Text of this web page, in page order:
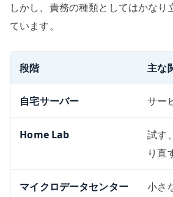
しかし、責務の種類としてはかなり
ています。
段階 主な
自宅サーバー サー
Home Lab
試す
り直
マイクロデータセンター
小さ